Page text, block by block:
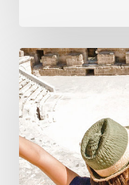
Por
qué
estudiar
un
idioma
en
el